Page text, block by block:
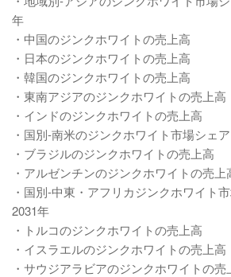
年
・中国のジンクホワイトの売上高
・日本のジンクホワイトの売上高
・韓国のジンクホワイトの売上高
・東南アジアのジンクホワイトの売上高
・インドのジンクホワイトの売上高
・国別-南米のジンクホワイト市場シェ
・ブラジルのジンクホワイトの売上高
・アルゼンチンのジンクホワイトの売上
・国別-中東・アフリカジンクホワイト
2031年
・トルコのジンクホワイトの売上高
・イスラエルのジンクホワイトの売上高
・サウジアラビアのジンクホワイトの売